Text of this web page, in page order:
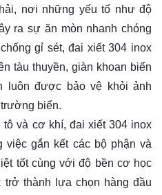
nơi những yếu tố như độ
ra sự ăn mòn nhanh chóng
gỉ sét, đai xiết 304 inox
tàu thuyền, giàn khoan biển
luôn được bảo vệ khỏi ảnh
biển.
tô và cơ khí, đai xiết 304 inox
việc gắn kết các bộ phận và
tốt cùng với độ bền cơ học
thành lựa chọn hàng đầu